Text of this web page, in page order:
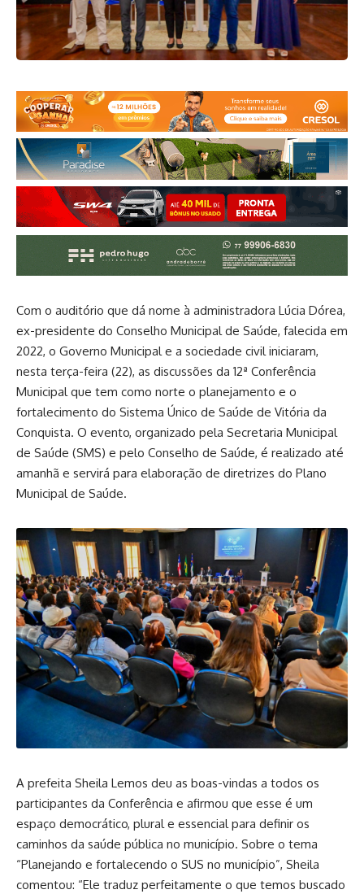
Com o auditório que dá nome à administradora Lúcia Dórea,
ex-presidente do Conselho Municipal de Saúde, falecida em
2022, o Governo Municipal e a sociedade civil iniciaram,
nesta terça-feira (22), as discussões da 12ª Conferência
Municipal que tem como norte o planejamento e o
fortalecimento do Sistema Único de Saúde de Vitória da
Conquista. O evento, organizado pela Secretaria Municipal
de Saúde (SMS) e pelo Conselho de Saúde, é realizado até
amanhã e servirá para elaboração de diretrizes do Plano
Municipal de Saúde.
A prefeita Sheila Lemos deu as boas-vindas a todos os
participantes da Conferência e afirmou que esse é um
espaço democrático, plural e essencial para definir os
caminhos da saúde pública no município. Sobre o tema
“Planejando e fortalecendo o SUS no município”, Sheila
comentou: “Ele traduz perfeitamente o que temos buscado